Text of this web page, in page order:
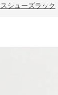
シューズラック